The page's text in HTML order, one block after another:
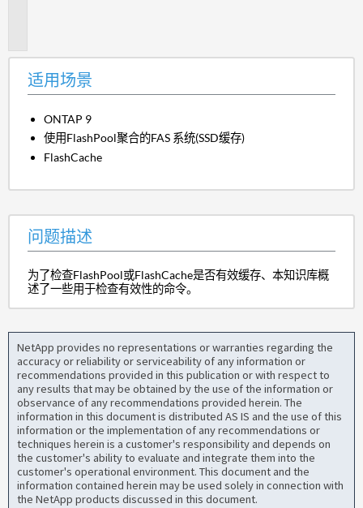
适用场景
ONTAP 9
使用FlashPool聚合的FAS 系统(SSD缓存)
FlashCache
问题描述
为了检查FlashPool或FlashCache是否有效缓存、本知识库概
述了一些用于检查有效性的命令。
NetApp provides no representations or warranties regarding the
accuracy or reliability or serviceability of any information or
recommendations provided in this publication or with respect to
any results that may be obtained by the use of the information or
observance of any recommendations provided herein. The
information in this document is distributed AS IS and the use of this
information or the implementation of any recommendations or
techniques herein is a customer's responsibility and depends on
the customer's ability to evaluate and integrate them into the
customer's operational environment. This document and the
information contained herein may be used solely in connection with
the NetApp products discussed in this document.